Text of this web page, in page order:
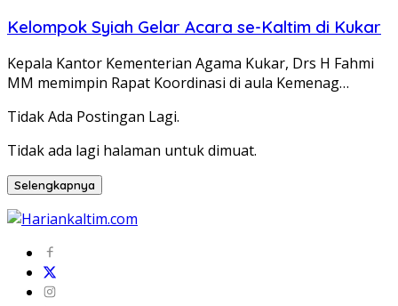
Kelompok Syiah Gelar Acara se-Kaltim di Kukar
Kepala Kantor Kementerian Agama Kukar, Drs H Fahmi
MM memimpin Rapat Koordinasi di aula Kemenag…
Tidak Ada Postingan Lagi.
Tidak ada lagi halaman untuk dimuat.
Selengkapnya